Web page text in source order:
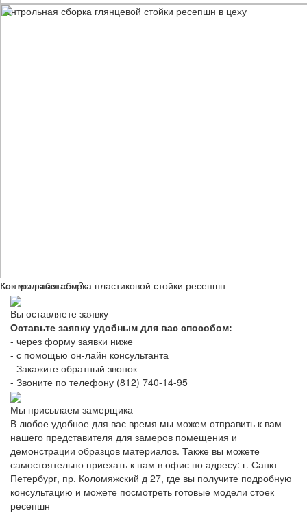
Контрольная сборка глянцевой стойки ресепшн в цеху
Контрольная сборка пластиковой стойки ресепшн
Как мы работаем?
Вы оставляете заявку
Оставьте заявку удобным для вас способом:
- через форму заявки ниже
- с помощью он-лайн консультанта
- Закажите обратный звонок
- Звоните по телефону (812) 740-14-95
Мы присылаем замерщика
В любое удобное для вас время мы можем отправить к вам
нашего представителя для замеров помещения и
демонстрации образцов материалов. Также вы можете
самостоятельно приехать к нам в офис по адресу: г. Санкт-
Петербург, пр. Коломяжский д 27, где вы получите подробную
консультацию и можете посмотреть готовые модели стоек
ресепшн